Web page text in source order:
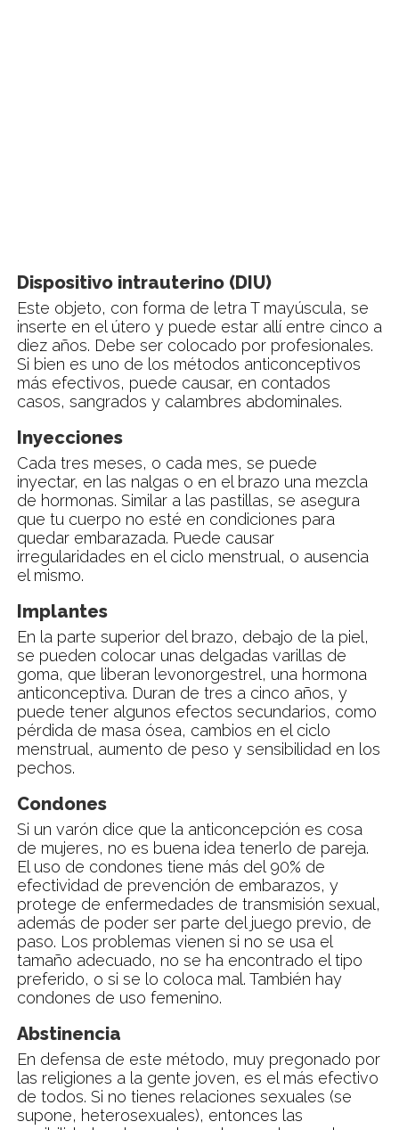
Dispositivo intrauterino (DIU)
Este objeto, con forma de letra T mayúscula, se
inserte en el útero y puede estar allí entre cinco a
diez años. Debe ser colocado por profesionales.
Si bien es uno de los métodos anticonceptivos
más efectivos, puede causar, en contados
casos, sangrados y calambres abdominales.
Inyecciones
Cada tres meses, o cada mes, se puede
inyectar, en las nalgas o en el brazo una mezcla
de hormonas. Similar a las pastillas, se asegura
que tu cuerpo no esté en condiciones para
quedar embarazada. Puede causar
irregularidades en el ciclo menstrual, o ausencia
el mismo.
Implantes
En la parte superior del brazo, debajo de la piel,
se pueden colocar unas delgadas varillas de
goma, que liberan levonorgestrel, una hormona
anticonceptiva. Duran de tres a cinco años, y
puede tener algunos efectos secundarios, como
pérdida de masa ósea, cambios en el ciclo
menstrual, aumento de peso y sensibilidad en los
pechos.
Condones
Si un varón dice que la anticoncepción es cosa
de mujeres, no es buena idea tenerlo de pareja.
El uso de condones tiene más del 90% de
efectividad de prevención de embarazos, y
protege de enfermedades de transmisión sexual,
además de poder ser parte del juego previo, de
paso. Los problemas vienen si no se usa el
tamaño adecuado, no se ha encontrado el tipo
preferido, o si se lo coloca mal. También hay
condones de uso femenino.
Abstinencia
En defensa de este método, muy pregonado por
las religiones a la gente joven, es el más efectivo
de todos. Si no tienes relaciones sexuales (se
supone, heterosexuales), entonces las